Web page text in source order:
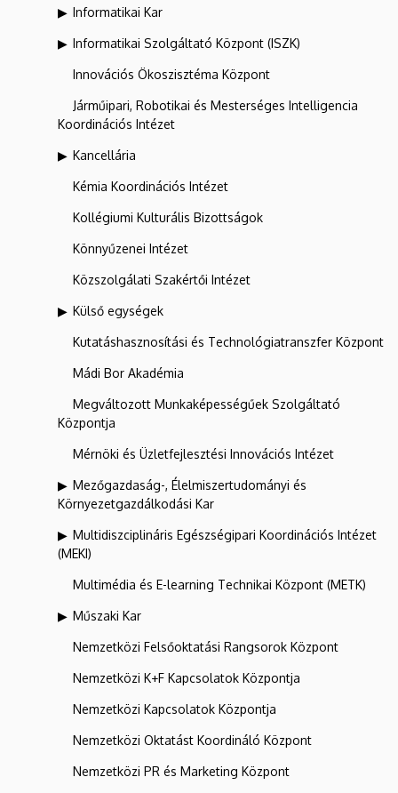
Informatikai Kar
Informatikai Szolgáltató Központ (ISZK)
Innovációs Ökoszisztéma Központ
Járműipari, Robotikai és Mesterséges Intelligencia
Koordinációs Intézet
Kancellária
Kémia Koordinációs Intézet
Kollégiumi Kulturális Bizottságok
Könnyűzenei Intézet
Közszolgálati Szakértői Intézet
Külső egységek
Kutatáshasznosítási és Technológiatranszfer Központ
Mádi Bor Akadémia
Megváltozott Munkaképességűek Szolgáltató
Központja
Mérnöki és Üzletfejlesztési Innovációs Intézet
Mezőgazdaság-, Élelmiszertudományi és
Környezetgazdálkodási Kar
Multidiszciplináris Egészségipari Koordinációs Intézet
(MEKI)
Multimédia és E-learning Technikai Központ (METK)
Műszaki Kar
Nemzetközi Felsőoktatási Rangsorok Központ
Nemzetközi K+F Kapcsolatok Központja
Nemzetközi Kapcsolatok Központja
Nemzetközi Oktatást Koordináló Központ
Nemzetközi PR és Marketing Központ